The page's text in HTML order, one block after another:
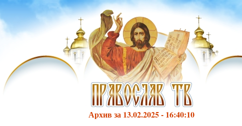
Архив за 13.02.2025 - 16:40:10